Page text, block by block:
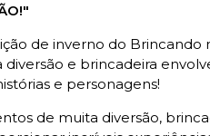
de inverno do Brincando
e brincadeira
e personagens!
de muita diversão,